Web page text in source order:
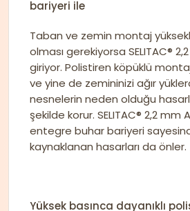
bariyeri ile
Taban ve zemin montaj
olması gerekiyorsa SELITAC®
giriyor. Polistiren köpüklü
ve yine de zemininizi ağır
nesnelerin neden olduğu
şekilde korur. SELITAC® 2,2 mm
entegre buhar bariyeri
kaynaklanan hasarları da önler.
Yüksek basınca dayanıklı